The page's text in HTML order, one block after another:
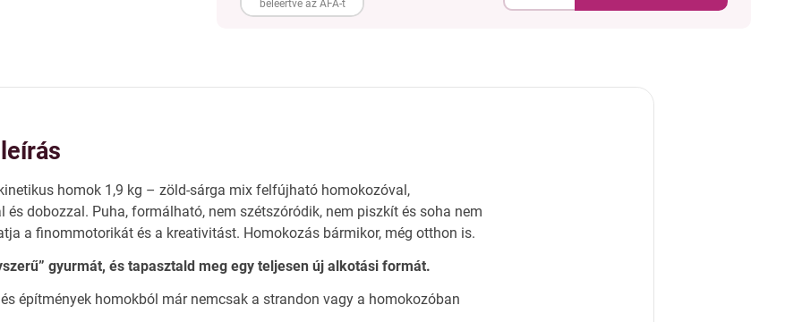
beleértve az ÁFÁ-t
homok 1,9 kg – zöld-sárga mix felfújható homokozóval,
dobozzal. Puha, formálható, nem szétszóródik, nem piszkít és soha nem
a finommotorikát és a kreativitást. Homokozás bármikor, még otthon is.
gyurmát, és tapasztald meg egy teljesen új alkotási formát.
építmények homokból már nemcsak a strandon vagy a homokozóban